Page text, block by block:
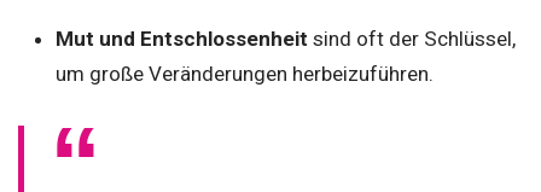
Mut und Entschlossenheit sind oft der Schlüssel,
um große Veränderungen herbeizuführen.